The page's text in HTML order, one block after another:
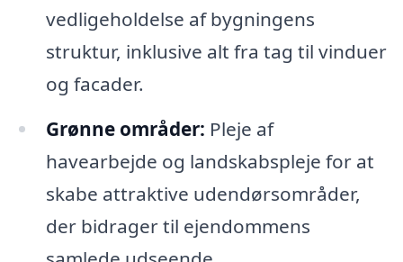
vedligeholdelse af bygningens
struktur, inklusive alt fra tag til vinduer
og facader.
Grønne områder: Pleje af
havearbejde og landskabspleje for at
skabe attraktive udendørsområder,
der bidrager til ejendommens